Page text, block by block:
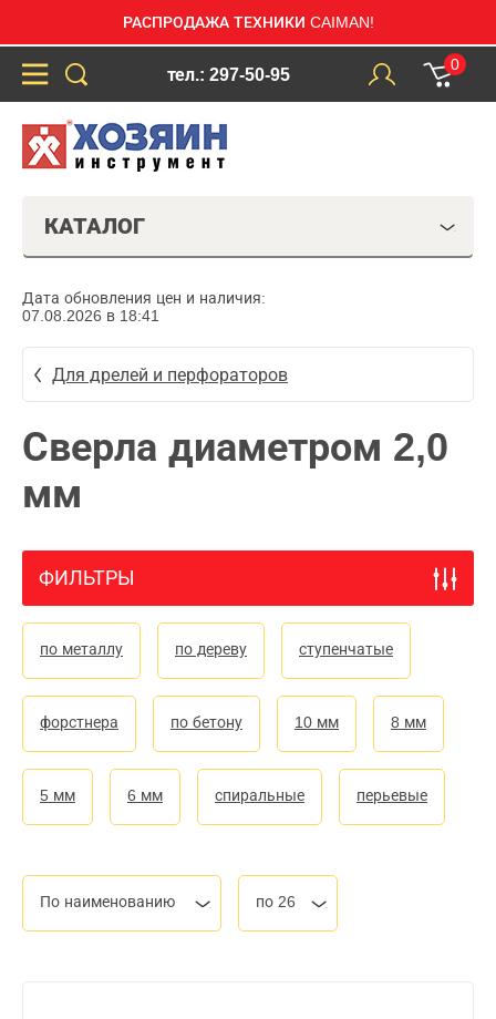
РАСПРОДАЖА ТЕХНИКИ CAIMAN!
тел.: 297-50-95
0
КАТАЛОГ
Дата обновления цен и наличия:
07.08.2026 в 18:41
Для дрелей и перфораторов
Сверла диаметром 2,0
мм
ФИЛЬТРЫ
по металлу по дереву ступенчатые
форстнера по бетону 10 мм 8 мм
5 мм 6 мм спиральные перьевые
По наименованию по 26